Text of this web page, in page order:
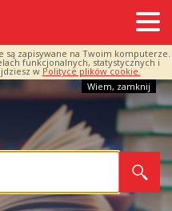
zapisywane na Twoim komputerze.
funkcjonalnych, statystycznych i
w Polityce plików cookie.
Wiem, zamknij